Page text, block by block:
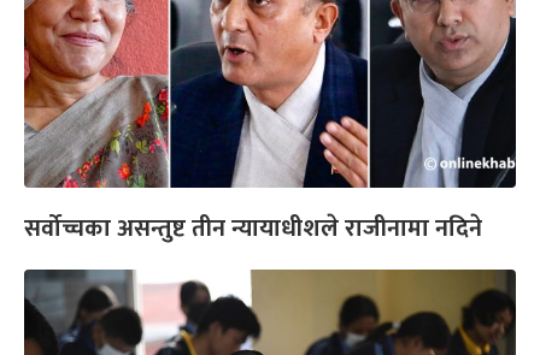
सर्वोच्चका असन्तुष्ट तीन न्यायाधीशले राजीनामा नदिने